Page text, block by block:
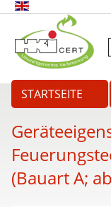
STARTSEITE
(Bauart A;